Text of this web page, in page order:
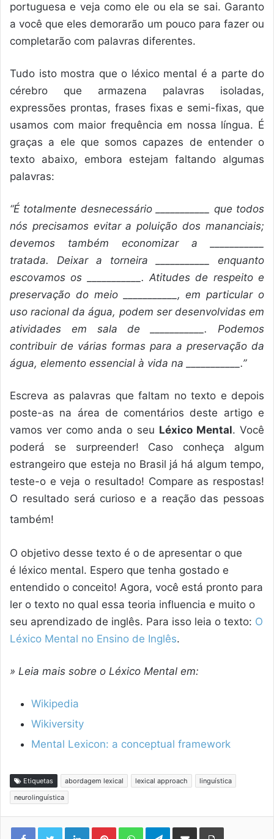
portuguesa e veja como ele ou ela se sai. Garanto
a você que eles demorarão um pouco para fazer ou
completarão com palavras diferentes.
Tudo isto mostra que o léxico mental é a parte do
cérebro que armazena palavras isoladas,
expressões prontas, frases fixas e semi-fixas, que
usamos com maior frequência em nossa língua. É
graças a ele que somos capazes de entender o
texto abaixo, embora estejam faltando algumas
palavras:
“É totalmente desnecessário ___________ que todos
nós precisamos evitar a poluição dos mananciais;
devemos também economizar a ___________
tratada. Deixar a torneira ___________ enquanto
escovamos os ___________. Atitudes de respeito e
preservação do meio ___________, em particular o
uso racional da água, podem ser desenvolvidas em
atividades em sala de ___________. Podemos
contribuir de várias formas para a preservação da
água, elemento essencial à vida na ___________.”
Escreva as palavras que faltam no texto e depois
poste-as na área de comentários deste artigo e
vamos ver como anda o seu Léxico Mental. Você
poderá se surpreender! Caso conheça algum
estrangeiro que esteja no Brasil já há algum tempo,
teste-o e veja o resultado! Compare as respostas!
O resultado será curioso e a reação das pessoas
também!
O objetivo desse texto é o de apresentar o que
é léxico mental. Espero que tenha gostado e
entendido o conceito! Agora, você está pronto para
ler o texto no qual essa teoria influencia e muito o
seu aprendizado de inglês. Para isso leia o texto: O
Léxico Mental no Ensino de Inglês.
» Leia mais sobre o Léxico Mental em:
Wikipedia
Wikiversity
Mental Lexicon: a conceptual framework
Etiquetas abordagem lexical lexical approach
linguística
neurolinguística
LinkedinPinterestWhatsAppTelegram
Compartilhar via e-mail Imprimir